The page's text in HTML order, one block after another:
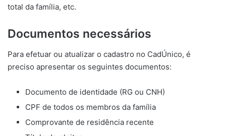
total da família, etc.
Documentos necessários
Para efetuar ou atualizar o cadastro no CadÚnico, é
preciso apresentar os seguintes documentos:
Documento de identidade (RG ou CNH)
CPF de todos os membros da família
Comprovante de residência recente